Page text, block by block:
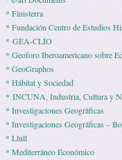
* Finisterra
* Fundación Centro de Estudios
* GEA-CLÍO
* Geoforo Iberoamericano sobre
* GeoGraphos
* Hábitat y Sociedad
* INCUNA, Industria, Cultura y
* Investigaciones Geográficas
* Investigaciones Geográficas –
* Llull
* Mediterráneo Económico